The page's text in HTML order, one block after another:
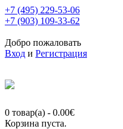
+7 (495) 229-53-06
+7 (903) 109-33-62
Добро пожаловать
Вход и Регистрация
0 товар(а) - 0.00€
Корзина пуста.